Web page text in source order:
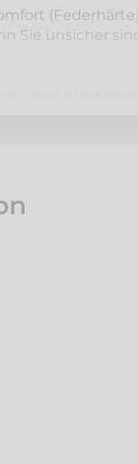
Sie unsicher
das
Kontrollen